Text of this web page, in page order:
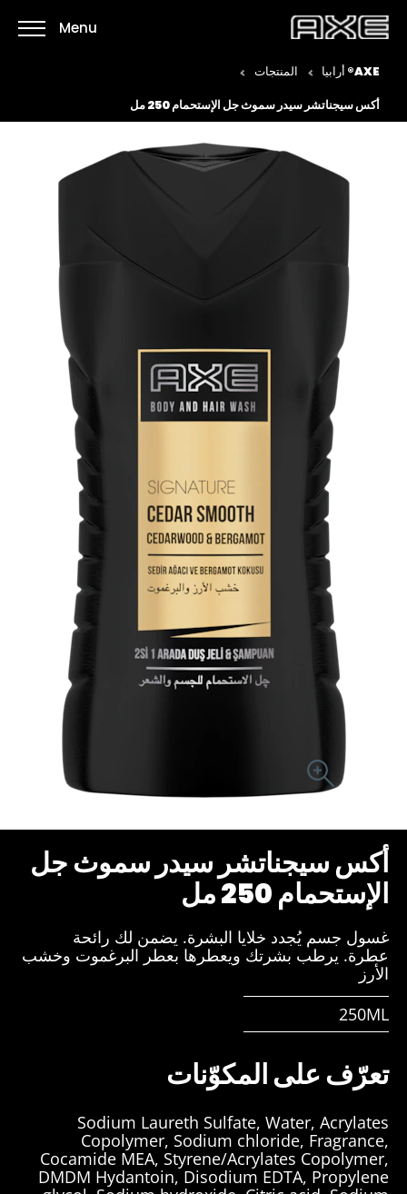
Menu
AXE® أرابيا المنتجات
أكس سيجناتشر سيدر سموث جل الإستحمام 250 مل
أكس سيجناتشر سيدر سموث جل
الإستحمام 250 مل
غسول جسم يُجدد خلايا البشرة. يضمن لك رائحة
عطرة. يرطب بشرتك ويعطرها بعطر البرغموت وخشب
الأرز
250ML
تعرّف على المكوّنات
Sodium Laureth Sulfate, Water, Acrylates
Copolymer, Sodium chloride, Fragrance,
Cocamide MEA, Styrene/Acrylates Copolymer,
DMDM Hydantoin, Disodium EDTA, Propylene